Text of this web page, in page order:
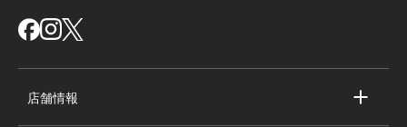
店舗情報